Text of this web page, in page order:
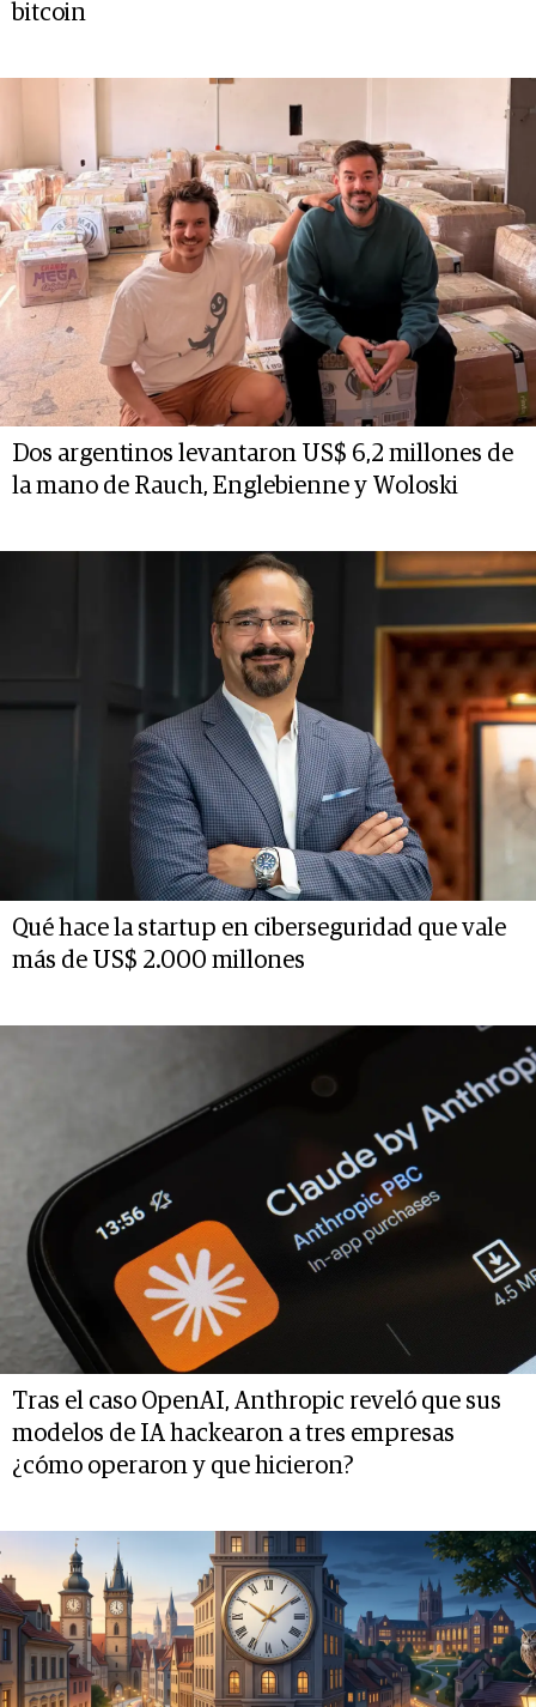
bitcoin
Dos argentinos levantaron US$ 6,2 millones de
la mano de Rauch, Englebienne y Woloski
Qué hace la startup en ciberseguridad que vale
más de US$ 2.000 millones
Tras el caso OpenAI, Anthropic reveló que sus
modelos de IA hackearon a tres empresas
¿cómo operaron y que hicieron?